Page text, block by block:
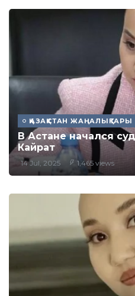
ҚАЗАҚСТАН ЖАҢАЛЫҚТАРЫ
В Астане начался
Кайрат
14 Jul, 2025 1,465 views